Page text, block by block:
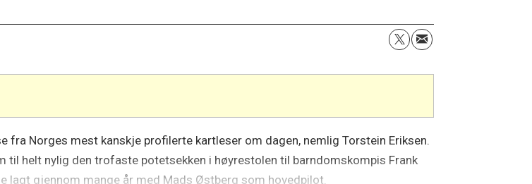
fra Norges mest kanskje profilerte kartleser om dagen, nemlig Torstein Eriksen.
til helt nylig den trofaste potetsekken i høyrestolen til barndomskompis Frank
lagt gjennom mange år med Mads Østberg som hovedpilot.